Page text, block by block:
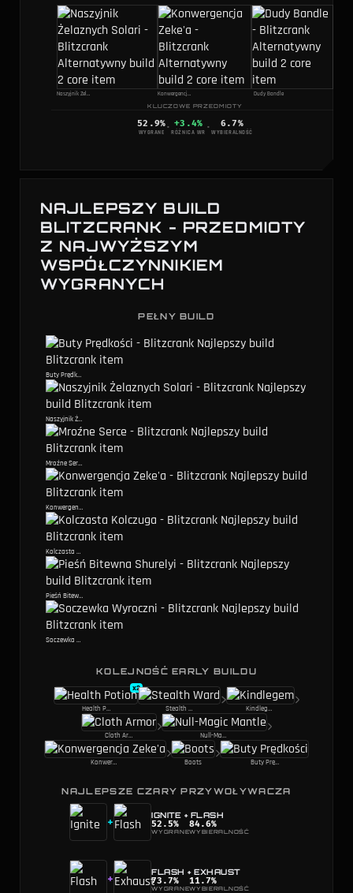
Naszyjnik Żelaznych Solari Konwergencja Zeke'a
Dudy Bandle
KLUCZOWE PRZEDMIOTY
52.9%
WYGRANE · +3.4%
RÓŻNICA WR · 6.7%
WYBIERALNOŚĆ
NAJLEPSZY BUILD
BLITZCRANK - PRZEDMIOTY
Z NAJWYŻSZYM
WSPÓŁCZYNNIKIEM
WYGRANYCH
PEŁNY BUILD
Buty Prędkości
Naszyjnik Żelaznych Solari
Mroźne Serce
Konwergencja Zeke'a
Kolczasta Kolczuga
Pieśń Bitewna Shurelyi
Soczewka Wyroczni
KOLEJNOŚĆ EARLY BUILDU
x2
Health Potion Stealth Ward Kindlegem
Cloth Armor Null-Magic Mantle
Konwergencja Zeke'a Boots Buty Prędkości
NAJLEPSZE CZARY PRZYWOŁYWACZA
+
IGNITE + FLASH
52.5%
WYGRANE
84.6%
WYBIERALNOŚĆ
+
FLASH + EXHAUST
73.7%
WYGRANE
11.7%
WYBIERALNOŚĆ